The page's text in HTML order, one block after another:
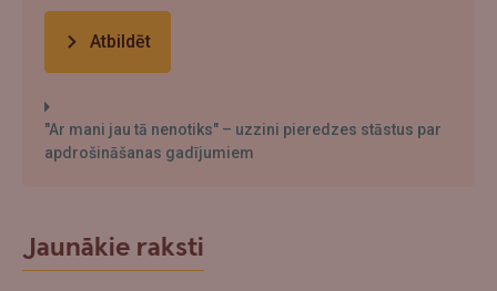
Atbildēt
"Ar mani jau tā nenotiks" – uzzini pieredzes stāstus par
apdrošināšanas gadījumiem
Jaunākie raksti